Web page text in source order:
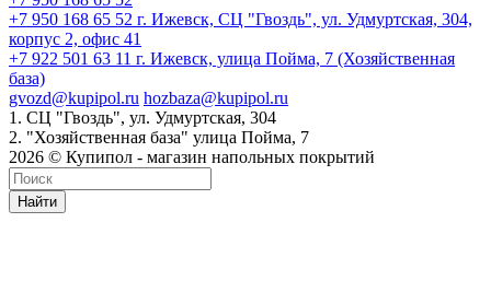
+7 950 168 65 52 г. Ижевск, СЦ "Гвоздь", ул. Удмуртская, 304,
корпус 2, офис 41
+7 922 501 63 11 г. Ижевск, улица Пойма, 7 (Хозяйственная
база)
gvozd@kupipol.ru hozbaza@kupipol.ru
1. СЦ "Гвоздь", ул. Удмуртская, 304
2. "Хозяйственная база" улица Пойма, 7
2026 © Купипол - магазин напольных покрытий
Найти